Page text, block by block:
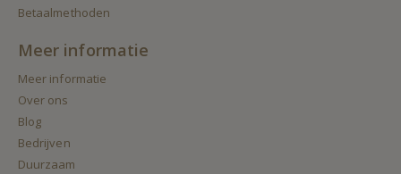
Betaalmethoden
Meer informatie
Meer informatie
Over ons
Blog
Bedrijven
Duurzaam